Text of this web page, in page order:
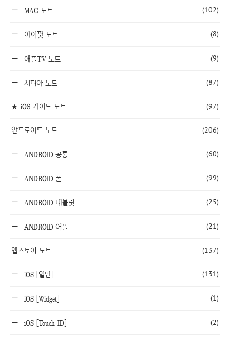
MAC 노트 (102)
아이팟 노트 (8)
애플TV 노트 (9)
시디아 노트 (87)
★ iOS 가이드 노트 (97)
안드로이드 노트 (206)
ANDROID 공통 (60)
ANDROID 폰 (99)
ANDROID 태블릿 (25)
ANDROID 어플 (21)
앱스토어 노트 (137)
iOS [일반] (131)
iOS [Widget] (1)
iOS [Touch ID] (2)